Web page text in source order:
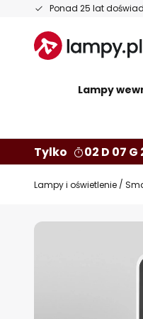
Ponad 25 lat
Przejdź
treści
Lampy
Tylko 02 D 07 G
Lampy i oświetlenie
Przejdź